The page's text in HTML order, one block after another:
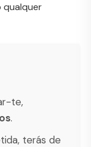
qualquer
te,
.
terás de